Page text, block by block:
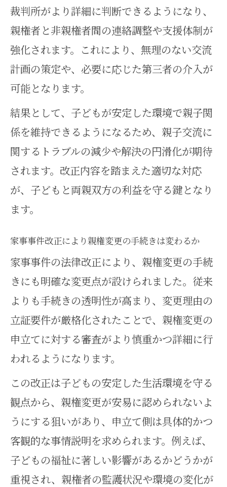
裁判所がより詳細に判断できるようになり、
親権者と非親権者間の連絡調整や支援体制が
強化されます。これにより、無理のない交流
計画の策定や、必要に応じた第三者の介入が
可能となります。
結果として、子どもが安定した環境で親子関
係を維持できるようになるため、親子交流に
関するトラブルの減少や解決の円滑化が期待
されます。改正内容を踏まえた適切な対応
が、子どもと両親双方の利益を守る鍵となり
ます。
家事事件改正により親権変更の手続きは変わるか
家事事件の法律改正により、親権変更の手続
きにも明確な変更点が設けられました。従来
よりも手続きの透明性が高まり、変更理由の
立証要件が厳格化されたことで、親権変更の
申立てに対する審査がより慎重かつ詳細に行
われるようになります。
この改正は子どもの安定した生活環境を守る
観点から、親権変更が安易に認められないよ
うにする狙いがあり、申立て側は具体的かつ
客観的な事情説明を求められます。例えば、
子どもの福祉に著しい影響があるかどうかが
重視され、親権者の監護状況や環境の変化が